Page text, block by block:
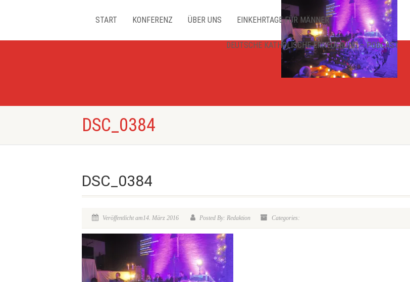
START KONFERENZ ÜBER UNS EINKEHRTAGE FÜR MÄNNER
DEUTSCHE KATHOLISCHE ERNEUERUNG – PODCAST
DSC_0384
DSC_0384
Veröffentlicht am14. März 2016 Posted By: Redaktion Categories: